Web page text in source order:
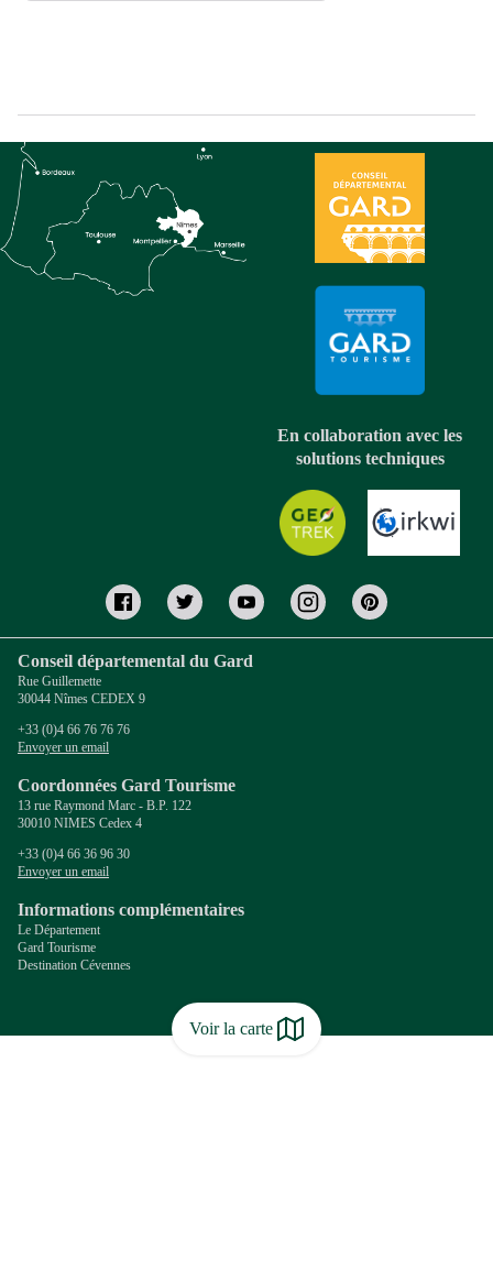
Voir la carte
En collaboration avec les
solutions techniques
Conseil départemental du Gard
Rue Guillemette
30044 Nîmes CEDEX 9
+33 (0)4 66 76 76 76
Envoyer un email
Coordonnées Gard Tourisme
13 rue Raymond Marc - B.P. 122
30010 NIMES Cedex 4
+33 (0)4 66 36 96 30
Envoyer un email
Informations complémentaires
Le Département
Gard Tourisme
Destination Cévennes